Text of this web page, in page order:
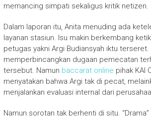
memancing simpati sekaligus kritik netizen.
Dalam laporan itu, Anita menuding ada
layanan stasiun. Isu makin berkembang
petugas yakni Argi Budiansyah iktu terseret.
memperbincangkan dugaan pemecatan
tersebut. Namun baccarat online pihak KAI
menyatakan bahwa Argi tak di pecat,
menjalankan evaluasi internal dari
Namun sorotan tak berhenti di situ.